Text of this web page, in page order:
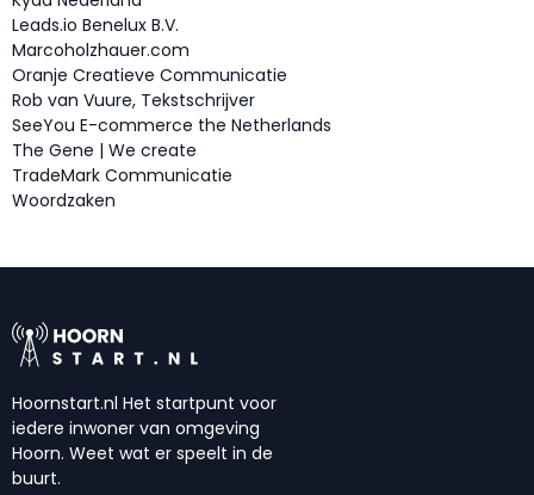
Leads.io Benelux B.V.
Marcoholzhauer.com
Oranje Creatieve Communicatie
Rob van Vuure, Tekstschrijver
SeeYou E-commerce the Netherlands
The Gene | We create
TradeMark Communicatie
Woordzaken
Hoornstart.nl Het startpunt voor
iedere inwoner van omgeving
Hoorn. Weet wat er speelt in de
buurt.